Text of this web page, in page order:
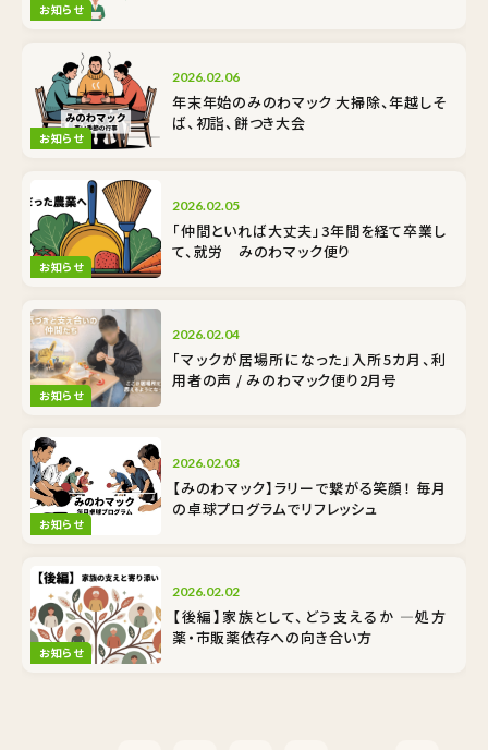
お知らせ
お知らせ
2026.02.06
年末年始のみのわマック 大掃除、年越しそ
ば、初詣、餅つき大会
お知らせ
2026.02.05
「仲間といれば大丈夫」3年間を経て卒業し
て、就労 みのわマック便り
お知らせ
2026.02.04
「マックが居場所になった」入所5カ月、利
用者の声 / みのわマック便り2月号
お知らせ
2026.02.03
【みのわマック】ラリーで繋がる笑顔！ 毎月
の卓球プログラムでリフレッシュ
お知らせ
2026.02.02
【後編】家族として、どう支えるか ―処方
薬・市販薬依存への向き合い方